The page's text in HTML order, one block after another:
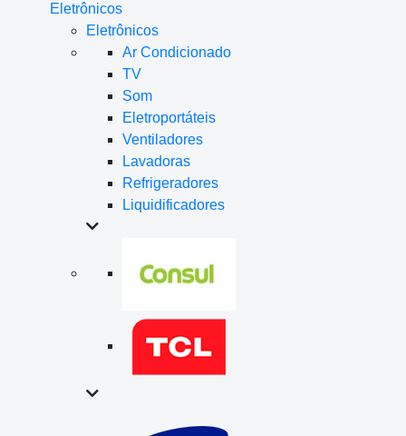
Eletrônicos
Eletrônicos
Ar Condicionado
TV
Som
Eletroportáteis
Ventiladores
Lavadoras
Refrigeradores
Liquidificadores